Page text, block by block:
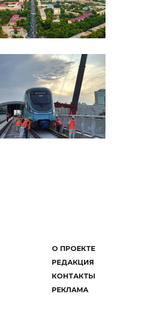
О ПРОЕКТЕ
РЕДАКЦИЯ
КОНТАКТЫ
РЕКЛАМА